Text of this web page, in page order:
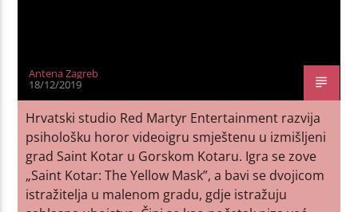
Antena Zagreb
18/12/2019
Hrvatski studio Red Martyr Entertainment razvija
psihološku horor videoigru smještenu u izmišljeni
grad Saint Kotar u Gorskom Kotaru. Igra se zove
„Saint Kotar: The Yellow Mask”, a bavi se dvojicom
istražitelja u malenom gradu, gdje istražuju